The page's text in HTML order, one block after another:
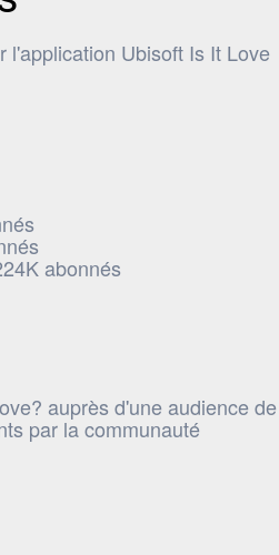
l'application Ubisoft Is It Love
abonnés
auprès d'une audience de
par la communauté